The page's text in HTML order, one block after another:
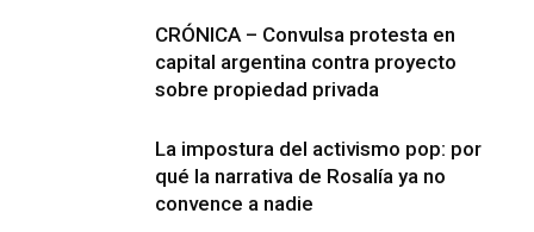
CRÓNICA – Convulsa protesta en
capital argentina contra proyecto
sobre propiedad privada
La impostura del activismo pop: por
qué la narrativa de Rosalía ya no
convence a nadie